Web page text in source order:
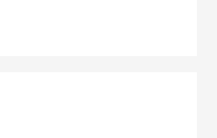
害。二来